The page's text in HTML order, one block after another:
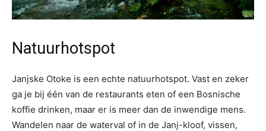
Natuurhotspot
Janjske Otoke is een echte natuurhotspot. Vast en zeker
ga je bij één van de restaurants eten of een Bosnische
koffie drinken, maar er is meer dan de inwendige mens.
Wandelen naar de waterval of in de Janj-kloof, vissen,